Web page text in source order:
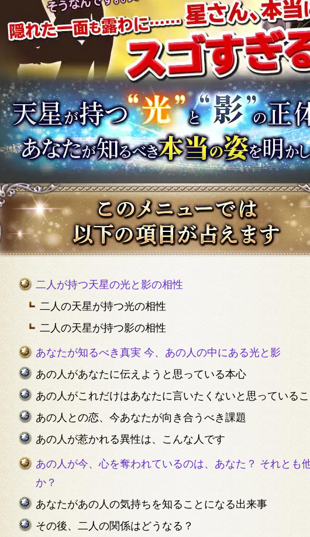
二人が持つ天星の光と影の相性
二人の天星が持つ光の相性
二人の天星が持つ影の相性
あなたが知るべき真実 今、あの人の中にある光と影
あの人があなたに伝えようと思っている本心
あの人がこれだけはあなたに言いたくないと思っている
あの人との恋、今あなたが向き合うべき課題
あの人が惹かれる異性は、こんな人です
あの人が今、心を奪われているのは、あなた？ それとも
か？
あなたがあの人の気持ちを知ることになる出来事
その後、二人の関係はどうなる？